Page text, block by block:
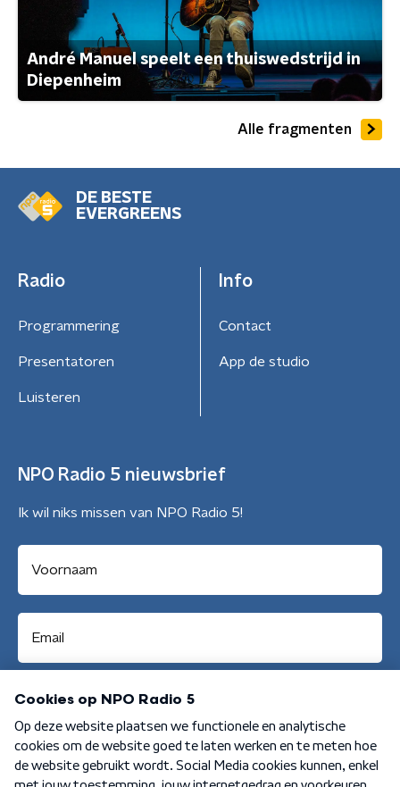
André Manuel speelt een thuiswedstrijd in
Diepenheim
Alle fragmenten
DE BESTE
EVERGREENS
Radio
Programmering
Presentatoren
Luisteren
Info
Contact
App de studio
NPO Radio 5 nieuwsbrief
Ik wil niks missen van NPO Radio 5!
Aanmelden
Algemene voorwaarden